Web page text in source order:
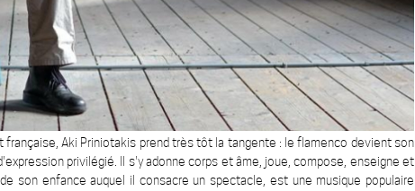
française, Aki Priniotakis prend très tôt la tangente : le flamenco devient son
privilégié. Il s'y adonne corps et âme, joue, compose, enseigne et
son enfance auquel il consacre un spectacle, est une musique populaire